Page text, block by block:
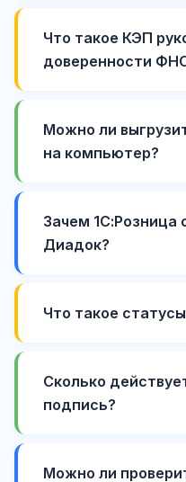
Что такое КЭП
доверенности
Можно ли
на компьютер?
Зачем 1С:Розница
Диадок?
Что такое
Сколько
подпись?
Можно ли